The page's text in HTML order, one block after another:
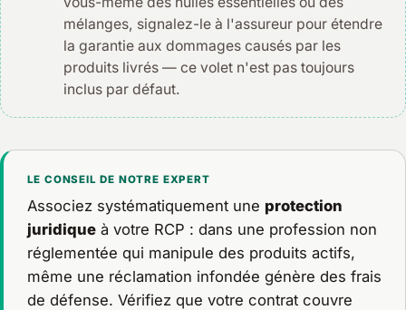
mélanges, signalez-le à l'assureur pour étendre
la garantie aux dommages causés par les
produits livrés — ce volet n'est pas toujours
inclus par défaut.
LE CONSEIL DE NOTRE EXPERT
Associez systématiquement une protection
juridiqueà votre RCP : dans une profession non
réglementée qui manipule des produits actifs,
même une réclamation infondée génère des frais
de défense. Vérifiez que votre contrat couvre